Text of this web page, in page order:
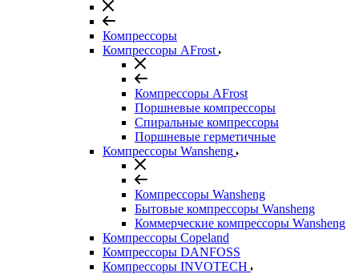
Компрессоры
Компрессоры AFrost
Компрессоры AFrost
Поршневые компрессоры
Спиральные компрессоры
Поршневые герметичные
Компрессоры Wansheng
Компрессоры Wansheng
Бытовые компрессоры Wansheng
Коммерческие компрессоры Wansheng
Компрессоры Copeland
Компрессоры DANFOSS
Компрессоры INVOTECH